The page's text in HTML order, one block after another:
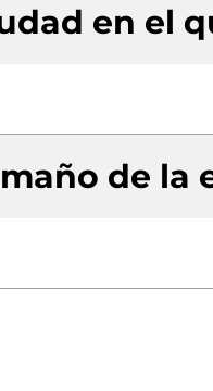
en el
de la